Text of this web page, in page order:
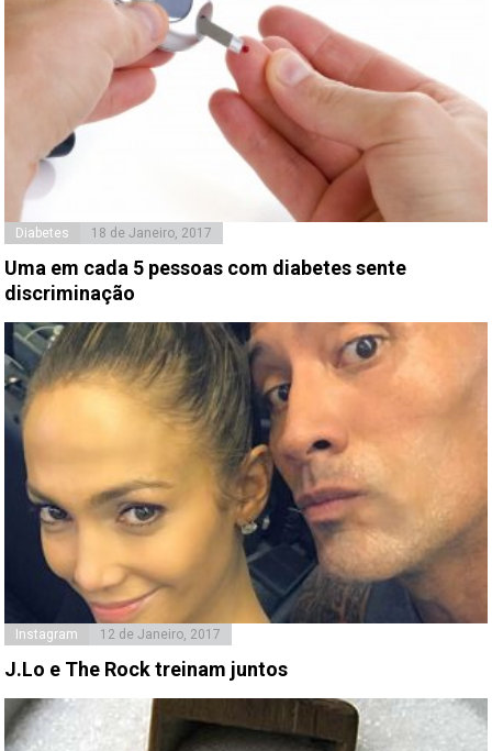
Diabetes 18 de Janeiro, 2017
Uma em cada 5 pessoas com diabetes sente
discriminação
Instagram 12 de Janeiro, 2017
J.Lo e The Rock treinam juntos